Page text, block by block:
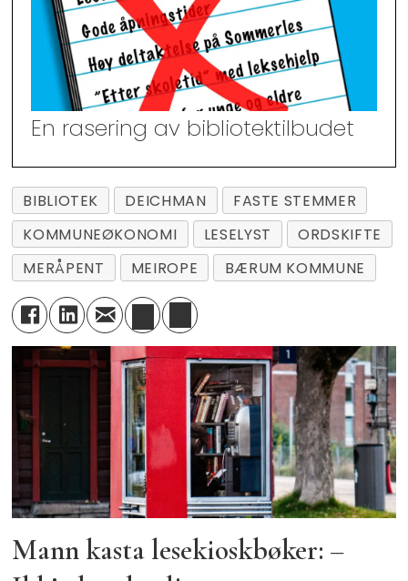
En rasering av bibliotektilbudet
BIBLIOTEK DEICHMAN
FASTE STEMMER
KOMMUNEØKONOMI
LESELYST
ORDSKIFTE
MERÅPENT
MEIROPE BÆRUM KOMMUNE
Mann kasta lesekioskbøker: –